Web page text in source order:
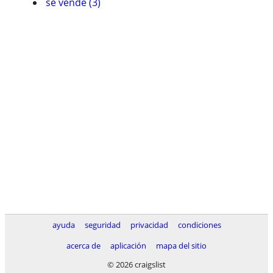
ayuda seguridad privacidad
condiciones
acerca de
aplicación
mapa del sitio
© 2026 craigslist